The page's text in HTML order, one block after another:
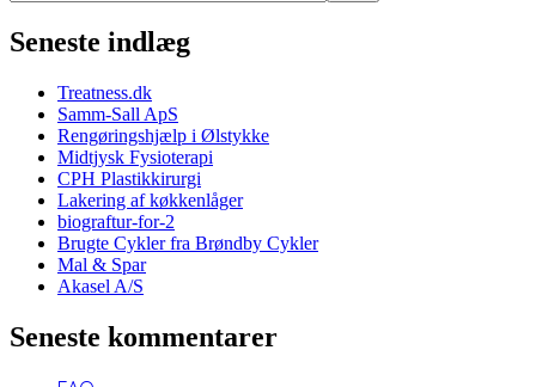
Seneste indlæg
Treatness.dk
Samm-Sall ApS
Rengøringshjælp i Ølstykke
Midtjysk Fysioterapi
CPH Plastikkirurgi
Lakering af køkkenlåger
biograftur-for-2
Brugte Cykler fra Brøndby Cykler
Mal & Spar
Akasel A/S
Seneste kommentarer